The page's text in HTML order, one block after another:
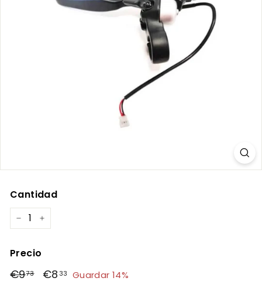
Cantidad
− +
Precio
Precio
€973€9,73
Precio
€8 33 €8,33
Guardar 14%